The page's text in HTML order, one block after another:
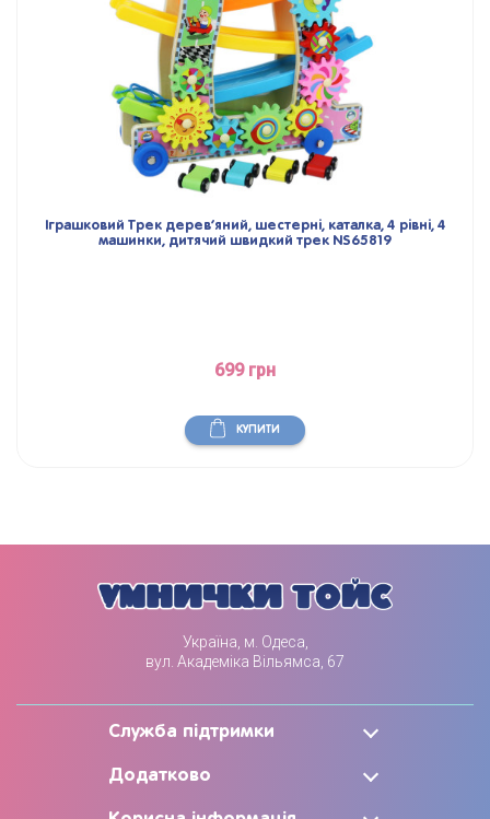
Іграшковий Трек дерев’яний, шестерні, каталка, 4 рівні, 4
машинки, дитячий швидкий трек NS65819
699 грн
КУПИТИ
Україна, м. Одеса,
вул. Академіка Вільямса, 67
Служба підтримки
Додатково